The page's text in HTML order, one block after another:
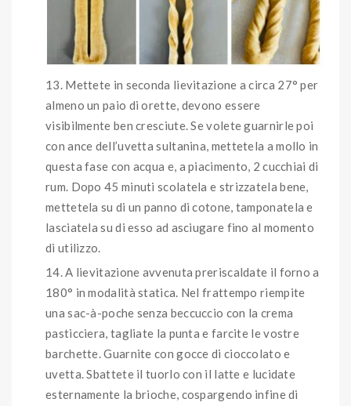
Mettete in seconda lievitazione a circa 27° per
almeno un paio di orette, devono essere
visibilmente ben cresciute. Se volete guarnirle poi
con ance dell’uvetta sultanina, mettetela a mollo in
questa fase con acqua e, a piacimento, 2 cucchiai di
rum. Dopo 45 minuti scolatela e strizzatela bene,
mettetela su di un panno di cotone, tamponatela e
lasciatela su di esso ad asciugare fino al momento
di utilizzo.
A lievitazione avvenuta preriscaldate il forno a
180° in modalità statica. Nel frattempo riempite
una sac-à-poche senza beccuccio con la crema
pasticciera, tagliate la punta e farcite le vostre
barchette. Guarnite con gocce di cioccolato e
uvetta. Sbattete il tuorlo con il latte e lucidate
esternamente la brioche, cospargendo infine di